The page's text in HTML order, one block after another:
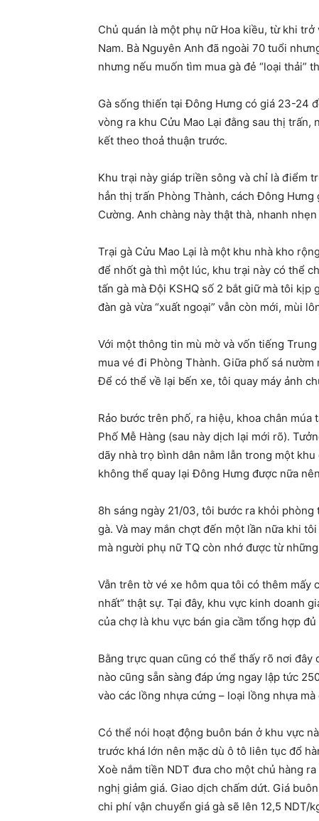
Chủ quán là một phụ nữ Hoa kiều, từ khi
Nam. Bà Nguyên Anh đã ngoài 70 tuổi
nhưng nếu muốn tìm mua gà đẻ “loại thải”
Gà sống thiến tại Đông Hưng có giá 23-24
vòng ra khu Cửu Mao Lại đằng sau thị trấn,
kết theo thoả thuận trước.
Khu trại này giáp triền sông và chỉ là điểm
hẳn thị trấn Phòng Thành, cách Đông
Cường. Anh chàng này thật thà, nhanh
Trại gà Cửu Mao Lại là một khu nhà kho
để nhốt gà thì một lúc, khu trại này có thể
tấn gà mà Đội KSHQ số 2 bắt giữ mà tôi
đàn gà vừa “xuất ngoại” vẫn còn mới, mùi
Với một thông tin mù mờ và vốn tiếng
mua vé đi Phòng Thành. Giữa phố sá
Để có thể về lại bến xe, tôi quay máy ảnh
Rảo bước trên phố, ra hiệu, khoa chân
Phố Mễ Hàng (sau này dịch lại mới rõ).
dãy nhà trọ bình dân nằm lẫn trong một
không thể quay lại Đông Hưng được nữa
8h sáng ngày 21/03, tôi bước ra khỏi
gà. Và may mắn chợt đến một lần nữa khi
mà người phụ nữ TQ còn nhớ được từ
Vẫn trên tờ vé xe hôm qua tôi có thêm mấy
nhất” thật sự. Tại đây, khu vực kinh doanh
của chợ là khu vực bán gia cầm tổng hợp
Bằng trực quan cũng có thể thấy rõ nơi đây
nào cũng sẵn sàng đáp ứng ngay lập tức
vào các lồng nhựa cứng – loại lồng nhựa
Có thể nói hoạt động buôn bán ở khu vực
trước khá lớn nên mặc dù ô tô liên tục đổ
Xoè nắm tiền NDT đưa cho một chủ hàng
nghị giảm giá. Giao dịch chấm dứt. Giá
chi phí vận chuyển giá gà sẽ lên 12,5 NDT/